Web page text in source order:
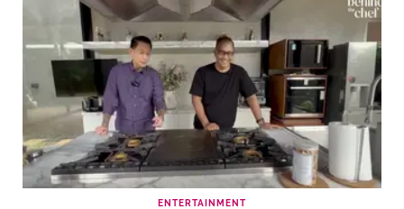
ENTERTAINMENT